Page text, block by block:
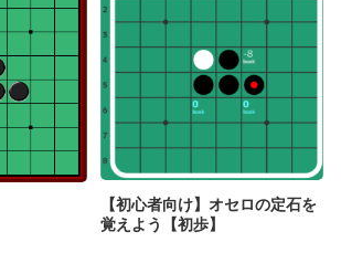
【初心者向け】オセロの定石を
覚えよう【初歩】